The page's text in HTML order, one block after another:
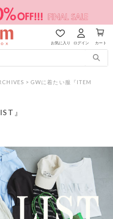
お気に入り ログイン カート
> GWに着たい服『ITEM
』